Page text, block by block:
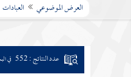
العرض الموضوعي العبادات
عدد النتائج : 552 في